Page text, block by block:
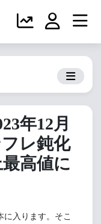
年12月
レ鈍化
高値に
に入ります。そこ